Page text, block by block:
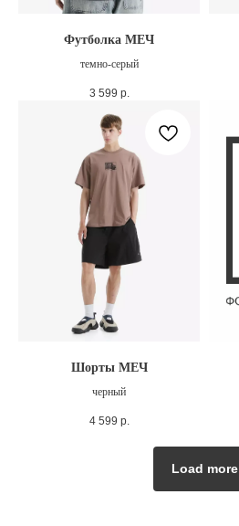
Футболка МЕЧ
темно-серый
3 599 р.
Шорты МЕЧ
черный
4 599 р.
Load more